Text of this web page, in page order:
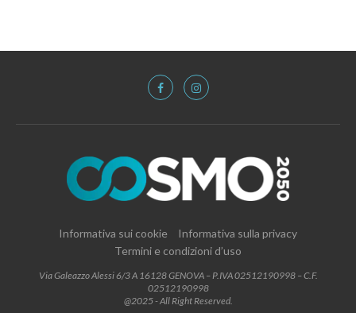
Informativa sui cookie
Informativa sulla privacy
Termini e condizioni d’uso
Via Galeazzo Alessi 6/3 A 16128 GENOVA – P.IVA 02512190998 – C.F.
02512190998
@2025 - All Right Reserved.